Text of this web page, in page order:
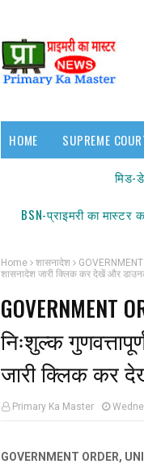
HOME SUPREME
मिड-
BSN-प्राइमरी का मास्टर
Home शासनादेश
GOVERNMENT
शासनादेश जारी क्लिक कर देखें और
GOVERNMENT
निःशुल्क
जारी क्लिक कर
Primary Ka Master
GOVERNMENT ORDER,